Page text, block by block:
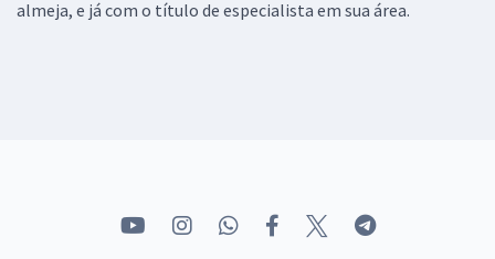
almeja, e já com o título de especialista em sua área.